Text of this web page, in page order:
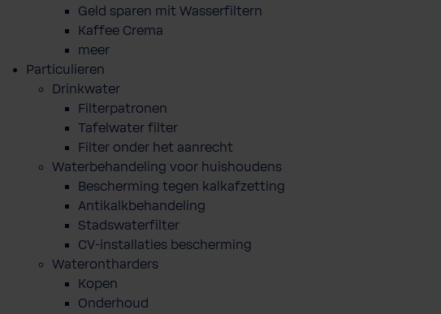
Geld sparen mit Wasserfiltern
Kaffee Crema
meer
Particulieren
Drinkwater
Filterpatronen
Tafelwater filter
Filter onder het aanrecht
Waterbehandeling voor huishoudens
Bescherming tegen kalkafzetting
Antikalkbehandeling
Stadswaterfilter
CV-installaties bescherming
Waterontharders
Kopen
Onderhoud